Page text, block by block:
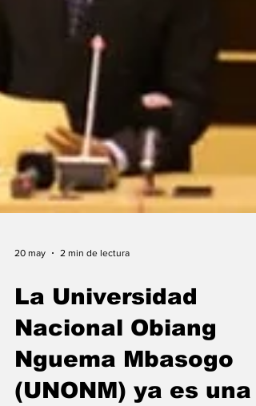
La Universidad
Nacional Obiang
Nguema Mbasogo